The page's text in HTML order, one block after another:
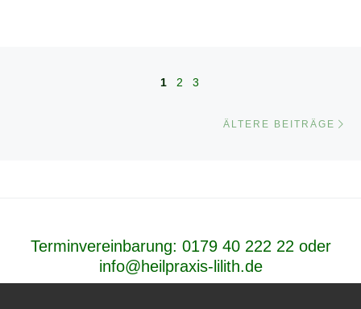
1 2 3
ÄLTERE BEITRÄGE
Terminvereinbarung: 0179 40 222 22oder
info@heilpraxis-lilith.de